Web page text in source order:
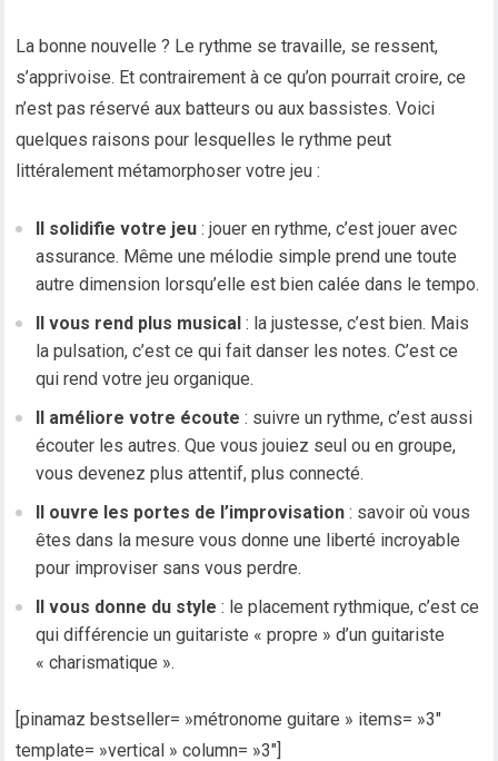
La bonne nouvelle ? Le rythme se travaille, se ressent,
s’apprivoise. Et contrairement à ce qu’on pourrait croire, ce
n’est pas réservé aux batteurs ou aux bassistes. Voici
quelques raisons pour lesquelles le rythme peut
littéralement métamorphoser votre jeu :
Il solidifie votre jeu : jouer en rythme, c’est jouer avec
assurance. Même une mélodie simple prend une toute
autre dimension lorsqu’elle est bien calée dans le tempo.
Il vous rend plus musical : la justesse, c’est bien. Mais
la pulsation, c’est ce qui fait danser les notes. C’est ce
qui rend votre jeu organique.
Il améliore votre écoute : suivre un rythme, c’est aussi
écouter les autres. Que vous jouiez seul ou en groupe,
vous devenez plus attentif, plus connecté.
Il ouvre les portes de l’improvisation : savoir où vous
êtes dans la mesure vous donne une liberté incroyable
pour improviser sans vous perdre.
Il vous donne du style : le placement rythmique, c’est ce
qui différencie un guitariste « propre » d’un guitariste
« charismatique ».
[pinamaz bestseller= »métronome guitare » items= »3″
template= »vertical » column= »3″]